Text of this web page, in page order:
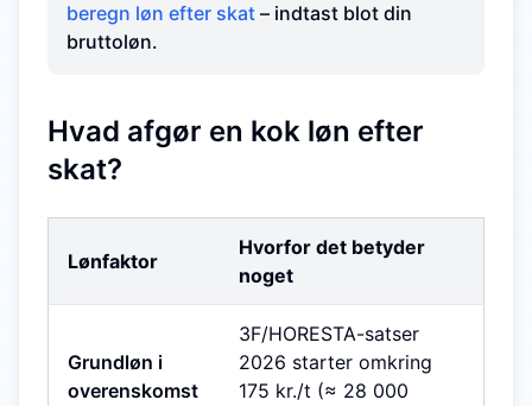
beregn løn efter skat – indtast blot din
bruttoløn.
Hvad afgør en kok løn efter
skat?
Lønfaktor
Hvorfor det betyder
noget
Grundløn i
overenskomst
3F/HORESTA-satser
2026 starter omkring
175 kr./t (≈ 28 000